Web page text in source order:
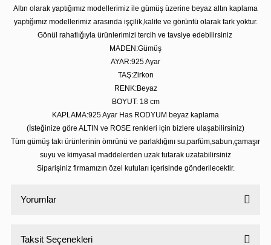
Altın olarak yaptığımız modellerimiz ile gümüş üzerine beyaz altın kaplama
yaptığımız modellerimiz arasında işçilik,kalite ve görüntü olarak fark yoktur.
Gönül rahatlığıyla ürünlerimizi tercih ve tavsiye edebilirsiniz
MADEN:Gümüş
AYAR:925 Ayar
TAŞ:Zirkon
RENK:Beyaz
BOYUT: 18 cm
KAPLAMA:925 Ayar Has RODYUM beyaz kaplama
(İsteğinize göre ALTIN ve ROSE renkleri için bizlere ulaşabilirsiniz)
Tüm gümüş takı ürünlerinin ömrünü ve parlaklığını su,parfüm,sabun,çamaşır
suyu ve kimyasal maddelerden uzak tutarak uzatabilirsiniz
Siparişiniz firmamızın özel kutuları içerisinde gönderilecektir.
Yorumlar
Taksit Seçenekleri